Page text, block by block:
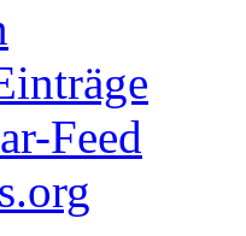
Feed